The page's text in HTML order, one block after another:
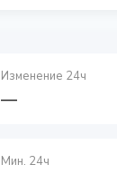
Изменение 24ч
—
Мин. 24ч